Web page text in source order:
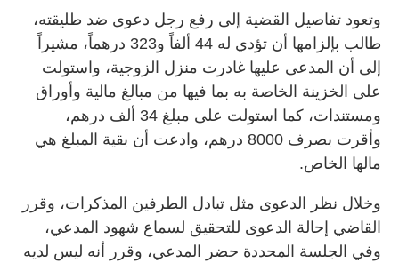
وتعود تفاصيل القضية إلى رفع رجل دعوى ضد طليقته،
طالب بإلزامها أن تؤدي له 44 ألفاً و323 درهماً، مشيراً
إلى أن المدعى عليها غادرت منزل الزوجية، واستولت
على الخزينة الخاصة به بما فيها من مبالغ مالية وأوراق
ومستندات، كما استولت على مبلغ 34 ألف درهم،
وأقرت بصرف 8000 درهم، وادعت أن بقية المبلغ هي
مالها الخاص.
وخلال نظر الدعوى مثل تبادل الطرفين المذكرات، وقرر
القاضي إحالة الدعوى للتحقيق لسماع شهود المدعي،
وفي الجلسة المحددة حضر المدعي، وقرر أنه ليس لديه